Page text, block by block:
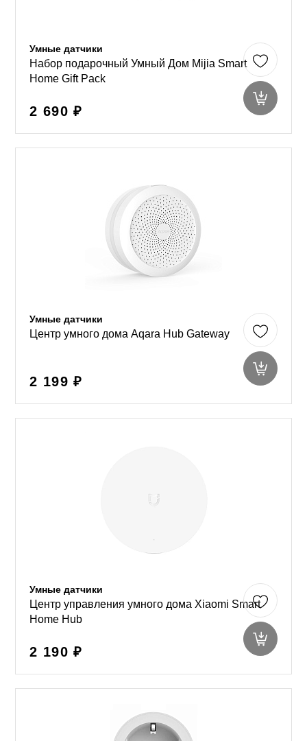
Умные датчики
Набор подарочный Умный Дом Mijia Smart
Home Gift Pack
2 690 ₽
Умные датчики
Центр умного дома Aqara Hub Gateway
2 199 ₽
Умные датчики
Центр управления умного дома Xiaomi Smart
Home Hub
2 190 ₽